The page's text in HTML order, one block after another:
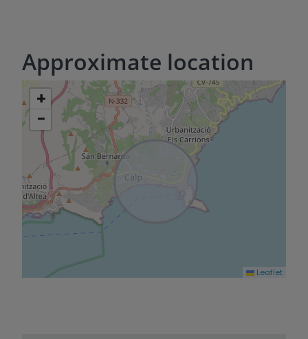
Approximate location
+
−
Leaflet